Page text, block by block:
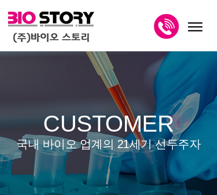
CUSTOMER
국내 바이오 업계의 21세기 선두주자